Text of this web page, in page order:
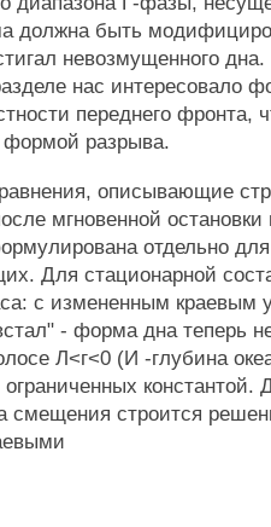
должна быть
невозмущенного
нас интересовало
переднего фронта,
формой разрыва.
описывающие
мгновенной
отдельно
Для стационарной
с измененным краевым
- форма дна теперь
Л<г<0 (И -глубина
константой.
смещения строится